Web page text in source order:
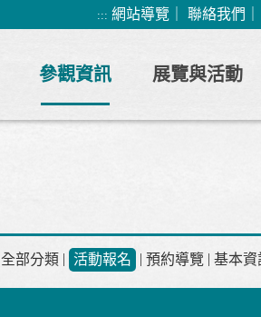
::: 網站導覽 聯絡我們
參觀資訊 展覽與活動
全部分類 | 活動報名 | 預約導覽 | 基本資